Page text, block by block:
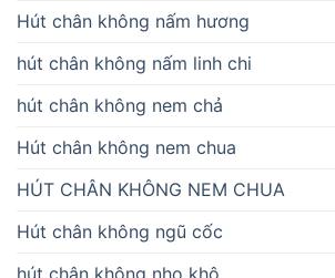
Hút chân không nấm hương
hút chân không nấm linh chi
hút chân không nem chả
Hút chân không nem chua
HÚT CHÂN KHÔNG NEM CHUA
Hút chân không ngũ cốc